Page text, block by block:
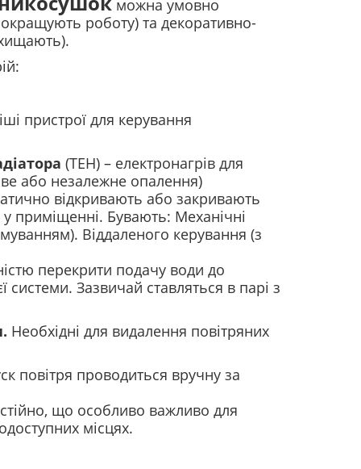
можна умовно
роботу) та декоративно-
пристрої для керування
(ТЕН) – електронагрів для
або незалежне опалення)
відкривають або закривають
приміщенні. Бувають: Механічні
Віддаленого керування (з
перекрити подачу води до
системи. Зазвичай ставляться в парі з
Необхідні для видалення повітряних
повітря проводиться вручну за
що особливо важливо для
місцях.